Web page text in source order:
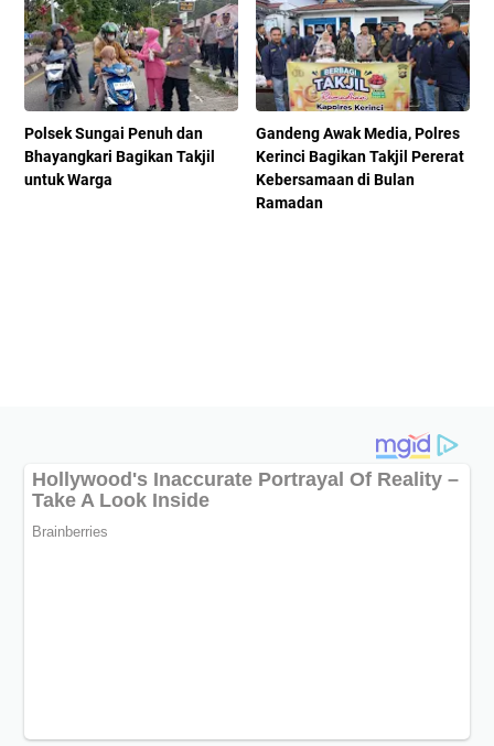
Polsek Sungai Penuh dan
Bhayangkari Bagikan Takjil
untuk Warga
Gandeng Awak Media, Polres
Kerinci Bagikan Takjil Pererat
Kebersamaan di Bulan
Ramadan